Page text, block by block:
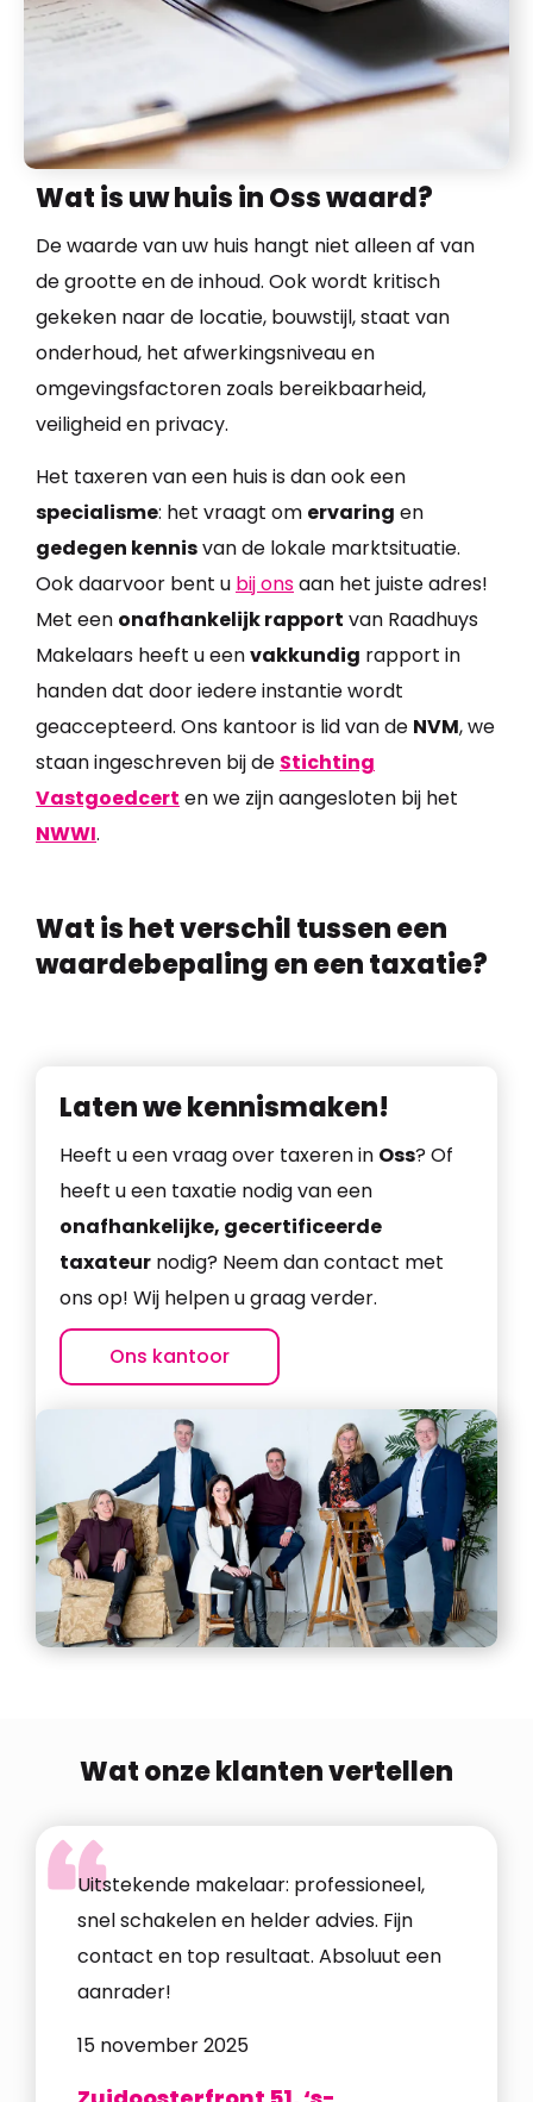
Wat is uw huis in Oss waard?
De waarde van uw huis hangt niet alleen af van
de grootte en de inhoud. Ook wordt kritisch
gekeken naar de locatie, bouwstijl, staat van
onderhoud, het afwerkingsniveau en
omgevingsfactoren zoals bereikbaarheid,
veiligheid en privacy.
Het taxeren van een huis is dan ook een
specialisme: het vraagt om ervaring en
gedegen kennisvan de lokale marktsituatie.
Ook daarvoor bent u bij onsaan het juiste adres!
Met een onafhankelijk rapport van Raadhuys
Makelaars heeft u eenvakkundig rapport in
handen dat door iedere instantie wordt
geaccepteerd. Ons kantoor is lid van de NVM, we
staan ingeschreven bij de Stichting
Vastgoedcert en we zijn aangesloten bij het
NWWI.
Wat is het verschil tussen een
waardebepaling en een taxatie?
Laten we kennismaken!
Heeft u een vraag over taxeren in Oss? Of
heeft u een taxatie nodig van een
onafhankelijke, gecertificeerde
taxateur nodig? Neem dan contact met
ons op! Wij helpen u graag verder.
Ons kantoor
Wat onze klanten vertellen
Uitstekende makelaar: professioneel,
snel schakelen en helder advies. Fijn
contact en top resultaat. Absoluut een
aanrader!
15 november 2025